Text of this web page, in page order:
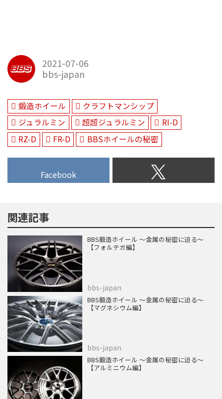
2021-07-06
bbs-japan
鍛造ホイール
クラフトマンシップ
ジュラルミン
超超ジュラルミン
RI-D
RZ-D
FR-D BBSホイールの秘密
Facebook
関連記事
BBS鍛造ホイール 〜金属の秘密に迫る〜
【フォルテガ編】
bbs-japan
BBS鍛造ホイール 〜金属の秘密に迫る〜
【マグネシウム編】
bbs-japan
BBS鍛造ホイール 〜金属の秘密に迫る〜
【アルミニウム編】